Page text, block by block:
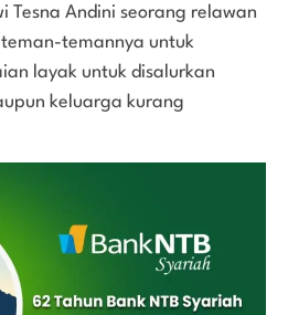
Tesna Andini seorang relawan
temannya untuk
layak untuk disalurkan
keluarga kurang